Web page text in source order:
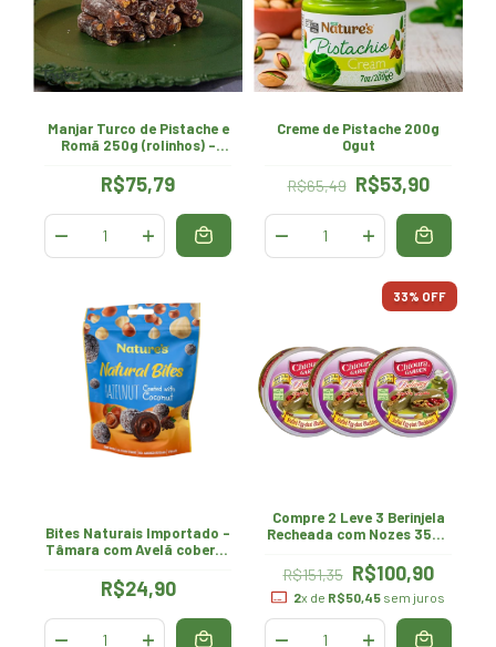
Manjar Turco de Pistache e
Romã 250g (rolinhos) -
R$75,79
Creme de Pistache 200g
Ogut
R$65,49 R$53,90
Bites Naturais Importado -
Tâmara com Avelã coberto
R$24,90
33% OFF
Compre 2 Leve 3 Berinjela
Recheada com Nozes 350g
R$151,35 R$100,90
2x de R$50,45sem juros